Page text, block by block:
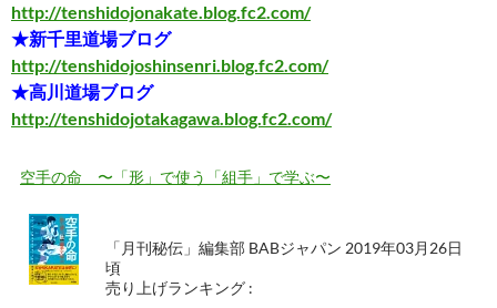
http://tenshidojonakate.blog.fc2.com/
★新千里道場ブログ
http://tenshidojoshinsenri.blog.fc2.com/
★高川道場ブログ
http://tenshidojotakagawa.blog.fc2.com/
空手の命 〜「形」で使う「組手」で学ぶ〜
「月刊秘伝」編集部 BABジャパン 2019年03月26日
頃
売り上げランキング :